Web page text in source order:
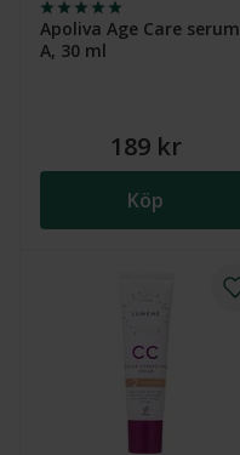
Apoliva Age Care serum
A, 30 ml
189 kr
Köp